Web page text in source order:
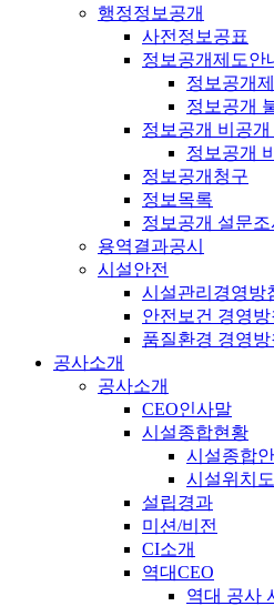
행정정보공개
사전정보공표
정보공개제도안
정보공개
정보공개
정보공개 비공개
정보공개
정보공개청구
정보목록
정보공개 설문조
용역결과공시
시설안전
시설관리경영방
안전보건 경영방
품질환경 경영방
공사소개
공사소개
CEO인사말
시설종합현황
시설종합
시설위치도
설립경과
미션/비전
CI소개
역대CEO
역대 공사